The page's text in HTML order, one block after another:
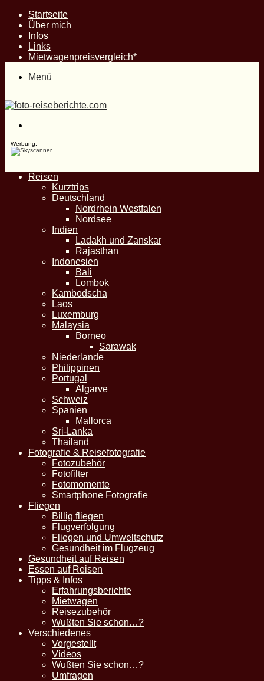
Startseite
Über mich
Infos
Links
Mietwagenpreisvergleich*
Menü
Werbung:
Reisen
Kurztrips
Deutschland
Nordrhein Westfalen
Nordsee
Indien
Ladakh und Zanskar
Rajasthan
Indonesien
Bali
Lombok
Kambodscha
Laos
Luxemburg
Malaysia
Borneo
Sarawak
Niederlande
Philippinen
Portugal
Algarve
Schweiz
Spanien
Mallorca
Sri-Lanka
Thailand
Fotografie & Reisefotografie
Fotozubehör
Fotofilter
Fotomomente
Smartphone Fotografie
Fliegen
Billig fliegen
Flugverfolgung
Fliegen und Umweltschutz
Gesundheit im Flugzeug
Gesundheit auf Reisen
Essen auf Reisen
Tipps & Infos
Erfahrungsberichte
Mietwagen
Reisezubehör
Wußten Sie schon…?
Verschiedenes
Vorgestellt
Videos
Wußten Sie schon…?
Umfragen